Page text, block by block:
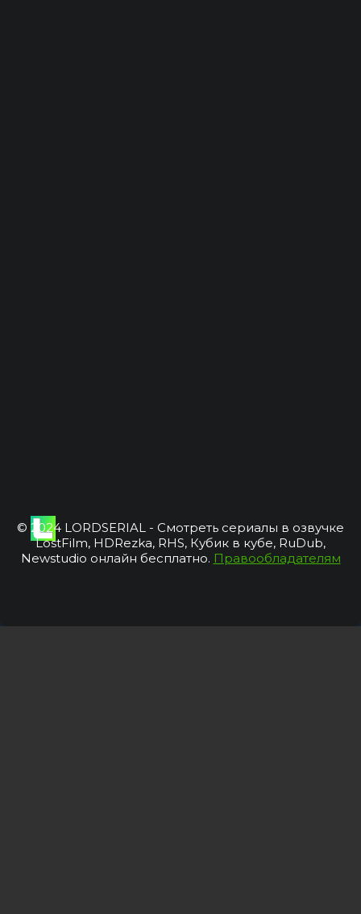
© 2024 LORDSERIAL - Смотреть сериалы в озвучке
LostFilm, HDRezka, RHS, Кубик в кубе, RuDub,
Newstudio онлайн бесплатно. Правообладателям